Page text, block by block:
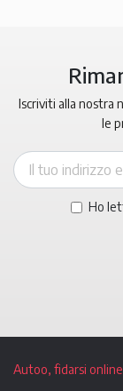
Iscriviti alla nostra
le
Ho
Autoo, fidarsi